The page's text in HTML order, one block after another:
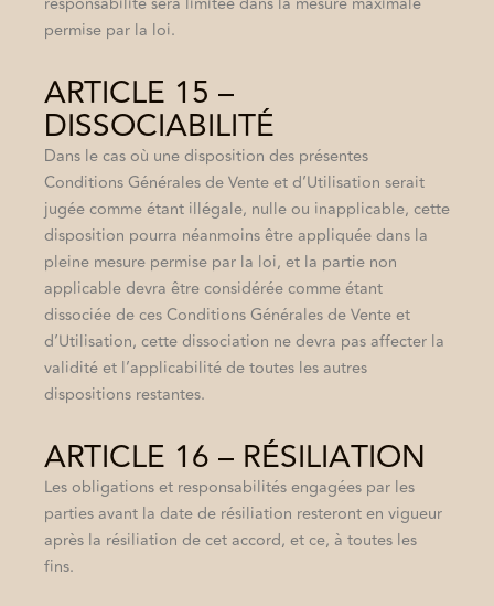
permise par la loi.
ARTICLE 15 –
DISSOCIABILITÉ
Dans le cas où une disposition des présentes
Conditions Générales de Vente et d’Utilisation serait
jugée comme étant illégale, nulle ou inapplicable, cette
disposition pourra néanmoins être appliquée dans la
pleine mesure permise par la loi, et la partie non
applicable devra être considérée comme étant
dissociée de ces Conditions Générales de Vente et
d’Utilisation, cette dissociation ne devra pas affecter la
validité et l’applicabilité de toutes les autres
dispositions restantes.
ARTICLE 16 – RÉSILIATION
Les obligations et responsabilités engagées par les
parties avant la date de résiliation resteront en vigueur
après la résiliation de cet accord, et ce, à toutes les
fins.